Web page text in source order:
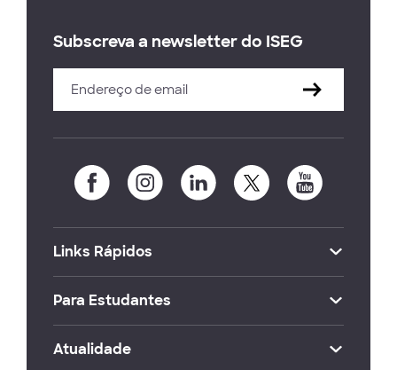
Subscreva a newsletter do ISEG
Links Rápidos
Para Estudantes
Atualidade